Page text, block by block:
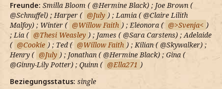
Freunde: Smilla Bloom ( @Hermine Black) ; Joe Brown (
@Schnuffel) ; Harper (
July ) ; Lamia ( @Claire Lilith
Malfoy) ; Winter (
Willow Faith ) ; Eleonora ( >Svenja< )
; Lia (
Thesi Weasley ) ; James ( @Sara Carstens) ; Adelaide
(
Cookie ) ; Ted ( Willow Faith ) ; Kilian ( @Skywalker) ;
Henry (
July ) ; Jonathan ( @Hermine Black) ; Gina (
@Ginny-Lily Potter) ; Quinn (
Ella271 )
Beziegungsstatus: single